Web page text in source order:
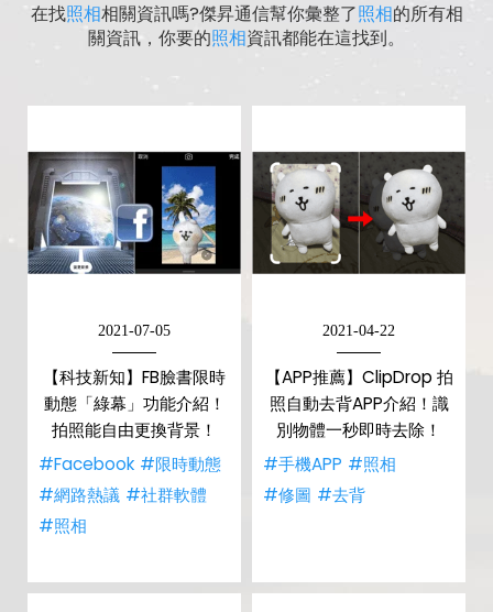
在找照相相關資訊嗎?傑昇通信幫你彙整了照相的所有相
關資訊，你要的照相資訊都能在這找到。
2021-07-05
【科技新知】FB臉書限時
動態「綠幕」功能介紹！
拍照能自由更換背景！
#Facebook #限時動態
#網路熱議 #社群軟體
#照相
2021-04-22
【APP推薦】ClipDrop 拍
照自動去背APP介紹！識
別物體一秒即時去除！
#手機APP #照相
#修圖 #去背